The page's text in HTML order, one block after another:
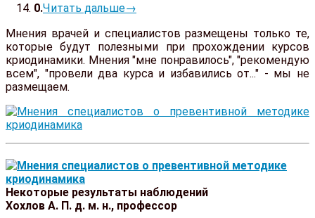
Читать дальше→
Мнения врачей и специалистов размещены только те,
которые будут полезными при прохождении курсов
криодинамики. Мнения "мне понравилось", "рекомендую
всем", "провели два курса и избавились от..." - мы не
размещаем.
Некоторые результаты наблюдений
Хохлов А. П. д. м. н., профессор